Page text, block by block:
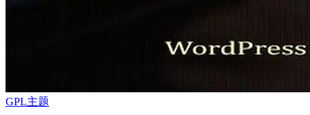
GPL主题